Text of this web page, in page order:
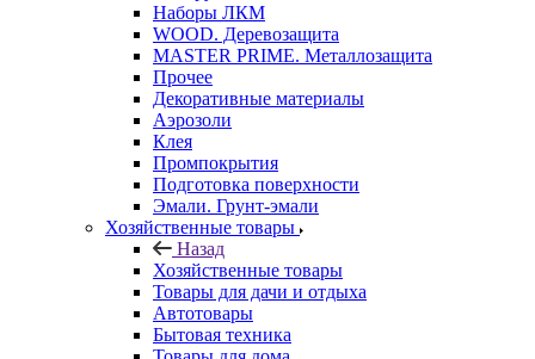
Наборы ЛКМ
WOOD. Деревозащита
MASTER PRIME. Металлозащита
Прочее
Декоративные материалы
Аэрозоли
Клея
Промпокрытия
Подготовка поверхности
Эмали. Грунт-эмали
Хозяйственные товары
Назад
Хозяйственные товары
Товары для дачи и отдыха
Автотовары
Бытовая техника